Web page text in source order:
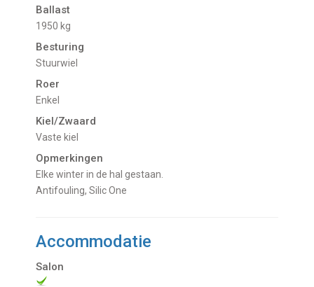
Ballast
1950 kg
Besturing
Stuurwiel
Roer
Enkel
Kiel/Zwaard
vaste kiel
Opmerkingen
Elke winter in de hal gestaan.
Antifouling, Silic One
Accommodatie
Salon